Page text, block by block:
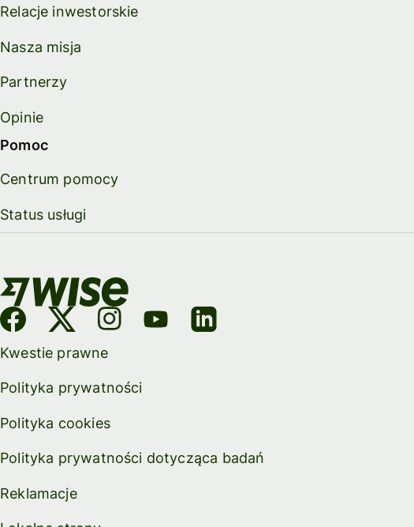
Relacje inwestorskie
Nasza misja
Partnerzy
Opinie
Pomoc
Centrum pomocy
Status usługi
Kwestie prawne
Polityka prywatności
Polityka cookies
Polityka prywatności dotycząca badań
Reklamacje